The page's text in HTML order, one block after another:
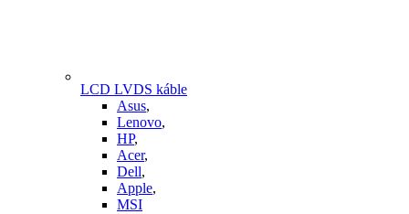
LCD LVDS káble
Asus,
Lenovo,
HP,
Acer,
Dell,
Apple,
MSI